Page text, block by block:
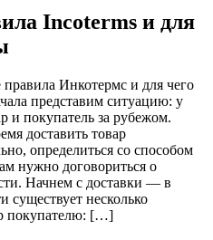
Incoterms и для
Инкотермс и для чего
представим ситуацию: у
и покупатель за рубежом.
доставить товар
определиться со способом
нужно договориться о
Начнем с доставки — в
существует несколько
покупателю: […]